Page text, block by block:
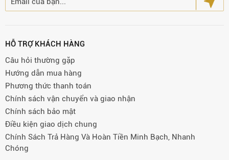
HỖ TRỢ KHÁCH HÀNG
Câu hỏi thường gặp
Hướng dẫn mua hàng
Phương thức thanh toán
Chính sách vận chuyển và giao nhận
Chính sách bảo mật
Điều kiện giao dịch chung
Chính Sách Trả Hàng Và Hoàn Tiền Minh Bạch, Nhanh
Chóng